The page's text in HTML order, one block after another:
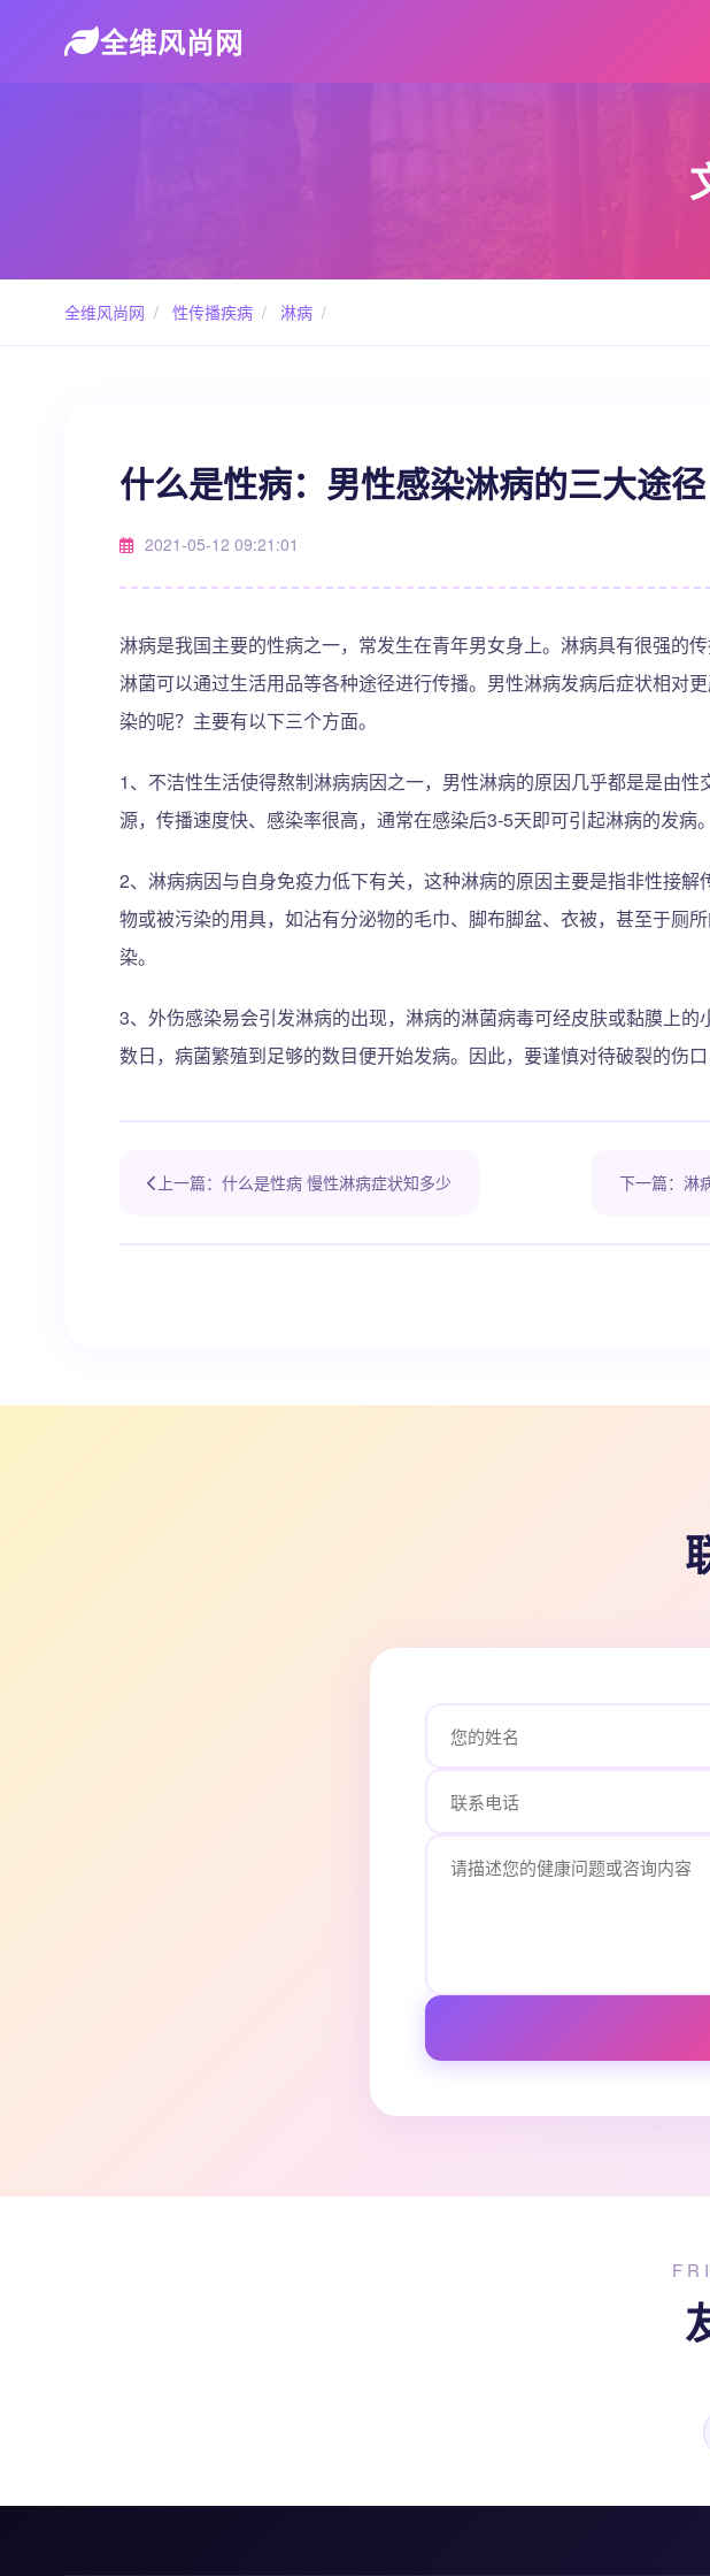
全维风尚网
全维风尚网 / 性传播疾病 / 淋病 /
什么是性病：男性感染淋病的三大途径
2021-05-12 09:21:01
淋病是我国主要的性病之一，常发生在青年男女身上。淋病具有很强的
淋菌可以通过生活用品等各种途径进行传播。男性淋病发病后症状相对
染的呢？主要有以下三个方面。
1、不洁性生活使得熬制淋病病因之一，男性淋病的原因几乎都是是由
源，传播速度快、感染率很高，通常在感染后3-5天即可引起淋病的发病。
2、淋病病因与自身免疫力低下有关，这种淋病的原因主要是指非性接
物或被污染的用具，如沾有分泌物的毛巾、脚布脚盆、衣被，甚至于厕
染。
3、外伤感染易会引发淋病的出现，淋病的淋菌病毒可经皮肤或黏膜上
数日，病菌繁殖到足够的数目便开始发病。因此，要谨慎对待破裂的伤口
上一篇：什么是性病 慢性淋病症状知多少 下一篇：淋